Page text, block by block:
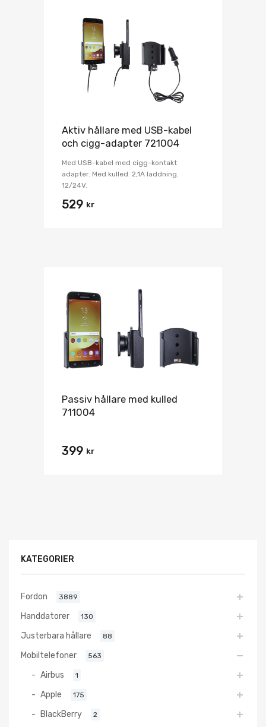
Aktiv hållare med USB-kabel
och cigg-adapter 721004
Med USB-kabel med cigg-kontakt
adapter. Med kulled. 2,1A laddning.
12/24V.
529 kr
Passiv hållare med kulled
711004
399 kr
KATEGORIER
Fordon 3889
Handdatorer 130
Justerbara hållare 88
Mobiltelefoner 563
Airbus 1
Apple 175
BlackBerry 2